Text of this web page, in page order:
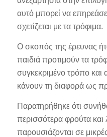
αυτό μπορεί να
σχετίζεται με τα τρόφιμα.
Ο σκοπός της έρευνας
παιδιά προτιμούν τα
συγκεκριμένο τρόπο και
κάνουν τη διαφορά ως
Παρατηρήθηκε ότι
περισσότερα φρούτα και
παρουσιάζονται σε